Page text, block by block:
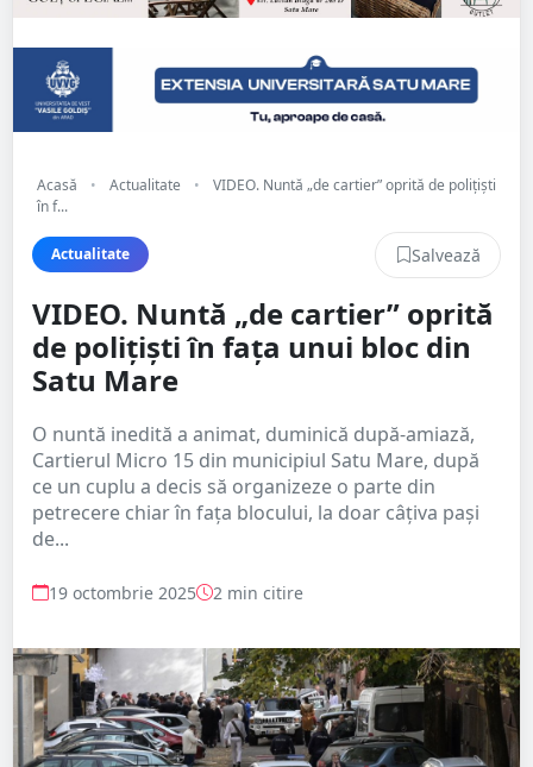
Acasă • Actualitate •
VIDEO. Nuntă „de cartier” oprită de polițiști
în f...
Actualitate Salvează
VIDEO. Nuntă „de cartier” oprită
de polițiști în fața unui bloc din
Satu Mare
O nuntă inedită a animat, duminică după-amiază,
Cartierul Micro 15 din municipiul Satu Mare, după
ce un cuplu a decis să organizeze o parte din
petrecere chiar în fața blocului, la doar câțiva pași
de...
19 octombrie 2025 2 min citire